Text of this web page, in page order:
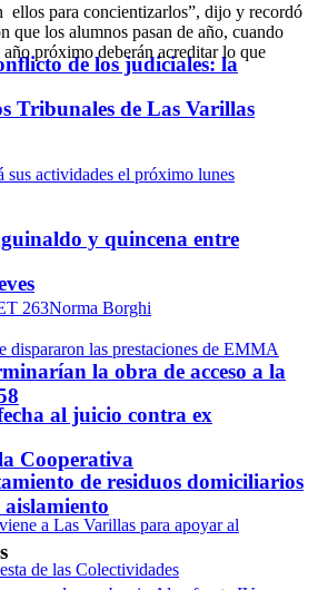
de los judiciales: la
Tribunales de Las Varillas
y quincena entre
al juicio contra ex
Cooperativa
ellos para concientizarlos”, dijo y recordó
que los alumnos pasan de año, cuando
próximo deberán acreditar lo que
263Norma Borghi
la obra de acceso a la
de residuos domiciliarios
aislamiento